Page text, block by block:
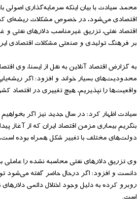
محمد سیادت با بیان اینکه سرمایه‌گذاری
اقتصادی می‌شود، در خصوص مشکلات ریشه‌ای
اقتصاد نفتی، تزریق غیرمناسب دلارهای نفتی و
بر فرهنگ تولیدی و صنعتی مشکلات اقتصادی
به گزارض اقتصاد آنلاین به نقل از ایسنا، وی
محدودیت‌های بسیار خواند و افزود: اگر
واقعیت‌ها را نپذیریم، هیچ تغییری در اقتصاد
سیادت اظهار کرد: در سال جدید نیز اگر
بنگریم بیماری مزمن اقتصاد ایران که از
دولت‌های مختلف با تغییر شکل همراه بوده
وی تزریق دلارهای نفتی محاسبه نشده را
دانست و افزود: اگر درحال حاضر گفته می‌شود
روبرو کرده به دلیل وجود اختلال دائمی دلارهای
است.